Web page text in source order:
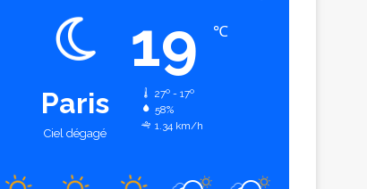
Paris
Ciel dégagé
19 ℃
27º - 17º
58%
1.34 km/h